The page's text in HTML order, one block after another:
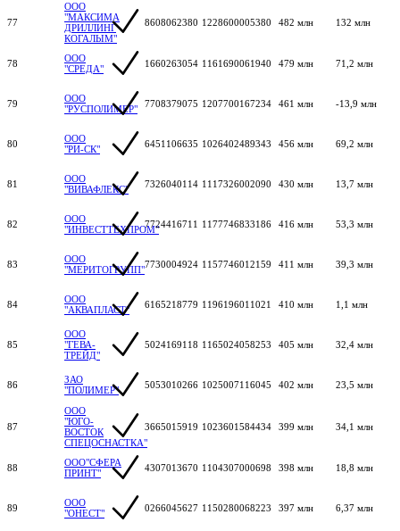
77
ООО
"МАКСИМА
ДРИЛЛИНГ
КОГАЛЫМ"
8608062380 1228600005380 482 млн 132 млн
78
ООО
"СРЕДА"
1660263054 1161690061940 479 млн 71,2 млн
79
ООО
"РУСПОЛИМЕР"
7708379075 1207700167234 461 млн -13,9 млн
80
ООО
"РИ-СК"
6451106635 1026402489343 456 млн 69,2 млн
81
ООО
"ВИВАФЛЕКС"
7326040114 1117326002090 430 млн 13,7 млн
82
ООО
"ИНВЕСТТЕХПРОМ"7724416711 1177746833186 416 млн 53,3 млн
83
ООО
"МЕРИТОГРУПП"7730004924 1157746012159 411 млн 39,3 млн
84
ООО
"АКВАПЛАСТ"
6165218779 1196196011021 410 млн 1,1 млн
85
ООО
"ГЕВА-
ТРЕЙД"
5024169118 1165024058253 405 млн 32,4 млн
86
ЗАО
"ПОЛИМЕР"
5053010266 1025007116045 402 млн 23,5 млн
87
ООО
"ЮГО-
ВОСТОК
СПЕЦОСНАСТКА"
3665015919 1023601584434 399 млн 34,1 млн
88
ООО"СФЕРА
ПРИНТ"
4307013670 1104307000698 398 млн 18,8 млн
89
ООО
"ОНЕСТ"
0266045627 1150280068223 397 млн 6,37 млн